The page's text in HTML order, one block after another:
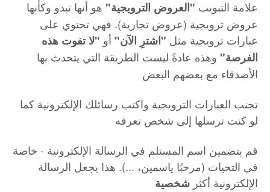
علامة التبويب "العروض الترويجية" هو أنها تبدو وكأنها
عروض ترويجية (عروض تجارية). فهي تحتوي على
عبارات ترويجية مثل "اشترِ الآن" أو "لا تفوت هذه
الفرصة" وهذه عادةً ليست الطريقة التي يتحدث بها
الأصدقاء مع بعضهم البعض
تجنب العبارات الترويجية واكتب رسائلك الإلكترونية كما
لو كنت ترسلها إلى شخص تعرفه
قم بتضمين اسم المستلم في الرسالة الإلكترونية - خاصة
في التحيات (مرحبًا ياسمين، ...). هذا يجعل الرسالة
الإلكترونية أكثر شخصية